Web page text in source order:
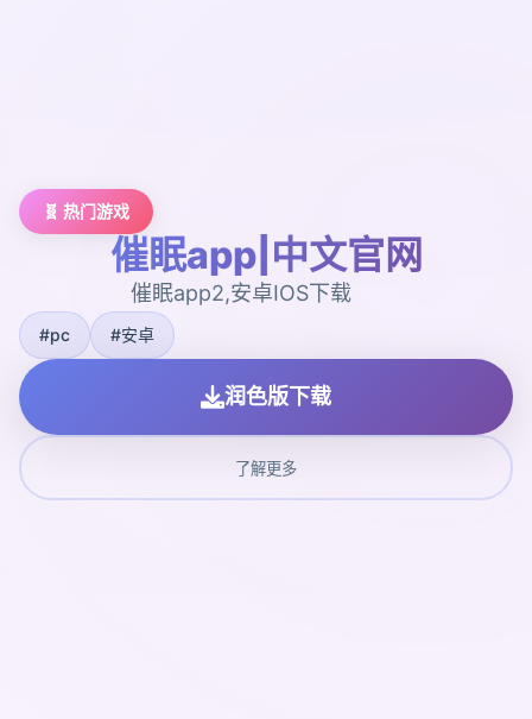
🧬 热门游戏
催眠app|中文官网
催眠app2,安卓IOS下载
#pc #安卓
润色版下载
了解更多